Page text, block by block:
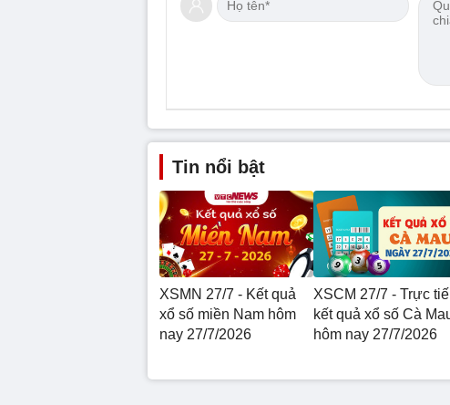
Tin nổi bật
XSMN 27/7 - Kết quả
xổ số miền Nam hôm
nay 27/7/2026
XSCM 27/7 - Trực tiếp
kết quả xổ số Cà Mau
hôm nay 27/7/2026